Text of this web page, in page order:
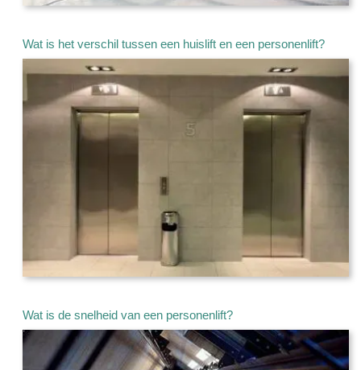
Wat is het verschil tussen een huislift en een personenlift?
Wat is de snelheid van een personenlift?